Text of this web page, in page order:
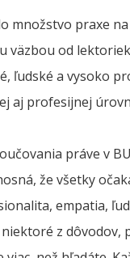
množstvo praxe
väzbou od
ľudské a vysoko
aj profesijnej
práve v
že všetky
empatia,
z dôvodov,